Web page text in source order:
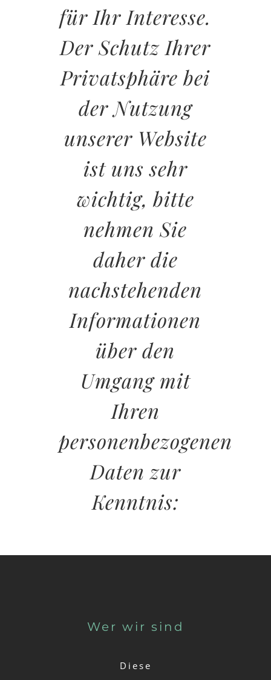
für Ihr Interesse.
Der Schutz Ihrer
Privatsphäre bei
der Nutzung
unserer Website
ist uns sehr
wichtig, bitte
nehmen Sie
daher die
nachstehenden
Informationen
über den
Umgang mit
Ihren
personenbezogenen
Daten zur
Kenntnis:
Wer wir sind
Diese